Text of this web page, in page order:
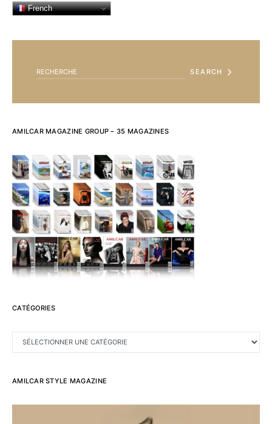
French
SEARCH
AMILCAR MAGAZINE GROUP – 35 MAGAZINES
CATÉGORIES
CATÉGORIES
AMILCAR STYLE MAGAZINE